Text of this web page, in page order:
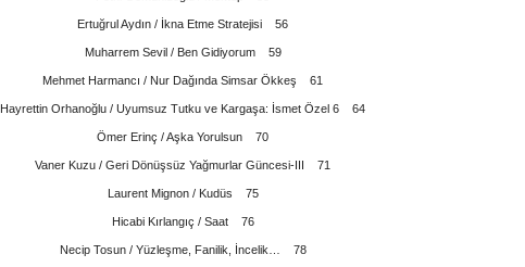
Ertuğrul Aydın / İkna Etme Stratejisi 56
Muharrem Sevil / Ben Gidiyorum 59
Mehmet Harmancı / Nur Dağında Simsar Ökkeş 61
Hayrettin Orhanoğlu / Uyumsuz Tutku ve Kargaşa: İsmet Özel 6 64
Ömer Erinç / Aşka Yorulsun 70
Vaner Kuzu / Geri Dönüşsüz Yağmurlar Güncesi-III 71
Laurent Mignon / Kudüs 75
Hicabi Kırlangıç / Saat 76
Necip Tosun / Yüzleşme, Fanilik, İncelik… 78